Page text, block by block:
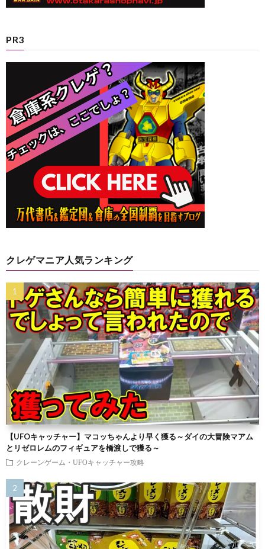
PR3
クレゲマニア人気ランキング
【UFOキャッチャー】マコッちゃんより早く獲る～ダイの大冒険マアム
とリゼロレムのフィギュアを橋渡しで獲る～
クレーンゲーム・UFOキャッチャー攻略